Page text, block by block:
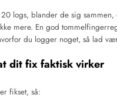
logs, blander de sig
mere. En god
du logger noget, så lad
dit fix faktisk virker
fikset, så: